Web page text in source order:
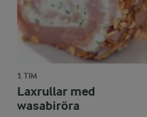
1 TIM
Laxrullar med
wasabiröra